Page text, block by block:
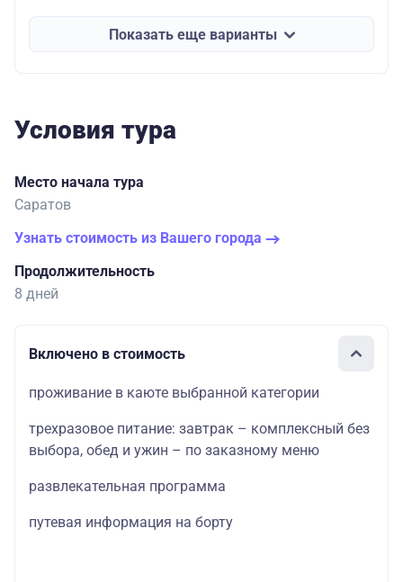
Показать еще варианты
Условия тура
Место начала тура
Саратов
Узнать стоимость из Вашего города
Продолжительность
8 дней
Включено в стоимость
проживание в каюте выбранной категории
трехразовое питание: завтрак – комплексный без
выбора, обед и ужин – по заказному меню
развлекательная программа
путевая информация на борту